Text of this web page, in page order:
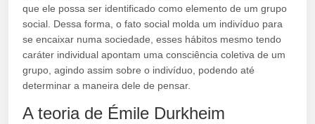
que ele possa ser identificado como elemento de um grupo
social. Dessa forma, o fato social molda um indivíduo para
se encaixar numa sociedade, esses hábitos mesmo tendo
caráter individual apontam uma consciência coletiva de um
grupo, agindo assim sobre o indivíduo, podendo até
determinar a maneira dele de pensar.
A teoria de Émile Durkheim